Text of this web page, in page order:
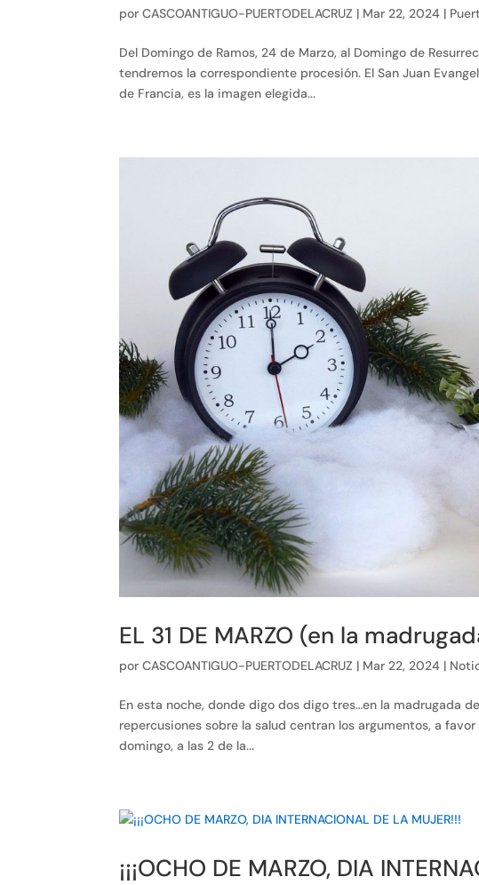
porCASCOANTIGUO-PUERTODELACRUZ | Mar 22, 2024 |
Del Domingo de Ramos, 24 de Marzo, al Domingo de
tendremos la correspondiente procesión. El San Juan
de Francia, es la imagen elegida...
EL 31 DE MARZO (en la
porCASCOANTIGUO-PUERTODELACRUZ | Mar 22, 2024 |
En esta noche, donde digo dos digo tres…en la madrugada
repercusiones sobre la salud centran los argumentos, a
domingo, a las 2 de la...
¡¡¡OCHO DE MARZO, DIA